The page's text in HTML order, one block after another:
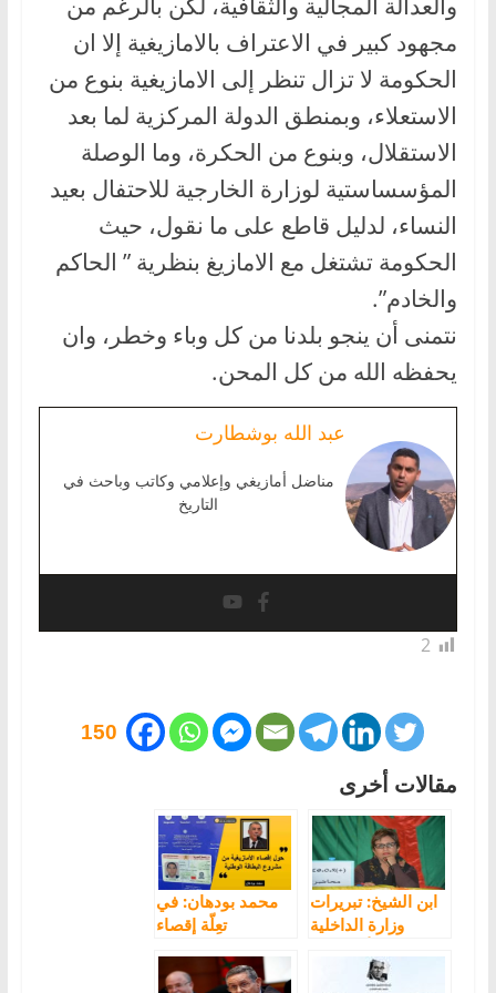
مجهود كبير في الاعتراف بالامازيغية إلا ان
الحكومة لا تزال تنظر إلى الامازيغية بنوع من
الاستعلاء، وبمنطق الدولة المركزية لما بعد
الاستقلال، وبنوع من الحكرة، وما الوصلة
المؤسساستية لوزارة الخارجية للاحتفال بعيد
النساء، لدليل قاطع على ما نقول، حيث
الحكومة تشتغل مع الامازيغ بنظرية ” الحاكم
والخادم”.
نتمنى أن ينجو بلدنا من كل وباء وخطر، وان
يحفظه الله من كل المحن.
عبد الله بوشطارت
مناضل أمازيغي وإعلامي وكاتب وباحث في
التاريخ
2
150
مقالات أخرى
ابن الشيخ: تبريرات
وزارة الداخلية
الأمازيغية من
محمد بودهان: في
تعِلّة إقصاء
مشروع البطاقة